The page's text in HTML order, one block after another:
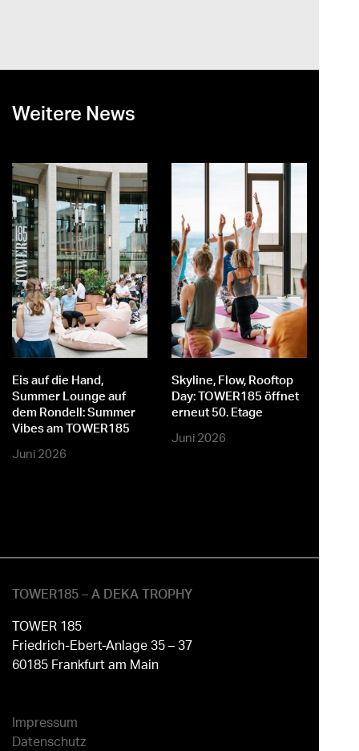
Weitere News
Eis auf die Hand,
Summer Lounge auf
dem Rondell: Summer
Vibes am TOWER185
Juni 2026
Skyline, Flow, Rooftop
Day: TOWER185 öffnet
erneut 50. Etage
Juni 2026
TOWER185 – A DEKA TROPHY
TOWER 185
Friedrich-Ebert-Anlage 35 – 37
60185 Frankfurt am Main
Impressum
Datenschutz